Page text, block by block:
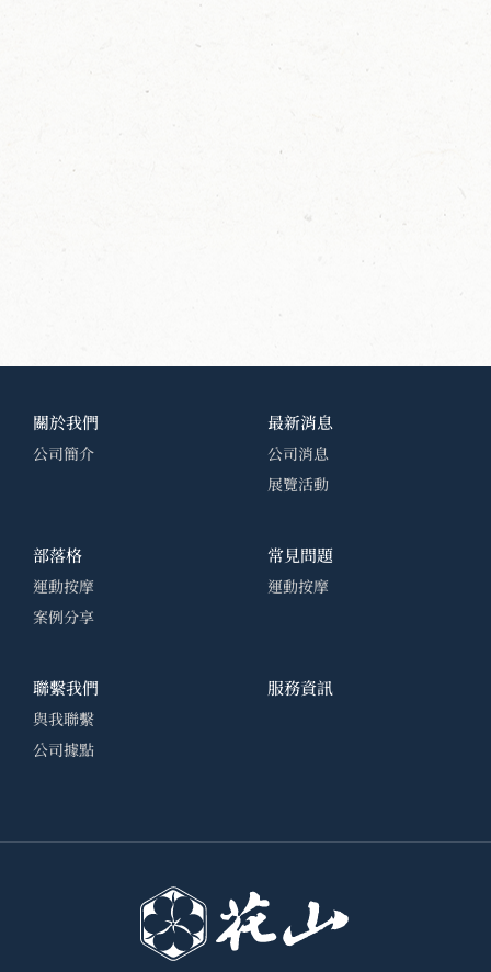
關於我們
公司簡介
最新消息
公司消息
展覽活動
部落格
運動按摩
案例分享
常見問題
運動按摩
聯繫我們
與我聯繫
公司據點
服務資訊